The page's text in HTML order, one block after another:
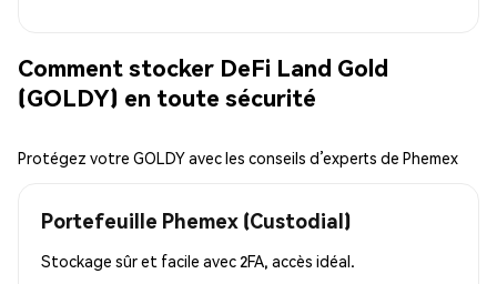
Comment stocker DeFi Land Gold
(GOLDY) en toute sécurité
Protégez votre GOLDY avec les conseils d’experts de Phemex
Portefeuille Phemex (Custodial)
Stockage sûr et facile avec 2FA, accès idéal.